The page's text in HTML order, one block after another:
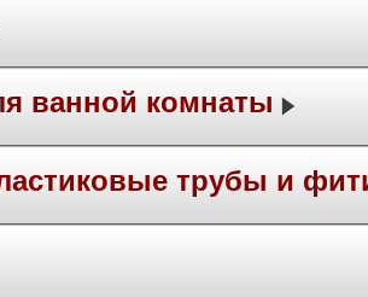
ванной комнаты
трубы и